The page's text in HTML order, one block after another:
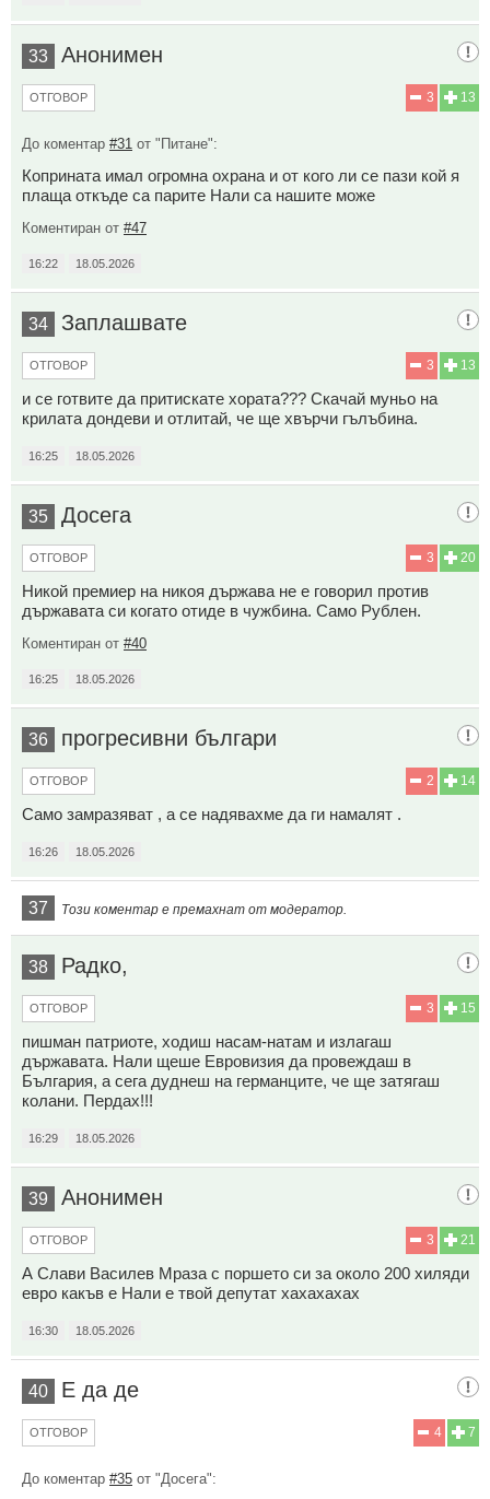
33 Анонимен
13
3
ОТГОВОР
До коментар #31 от "Питане":
Коприната имал огромна охрана и от кого ли се пази кой я
плаща откъде са парите Нали са нашите може
Коментиран от #47
16:22 18.05.2026
34 Заплашвате
13
3
ОТГОВОР
и се готвите да притискате хората??? Скачай муньо на
крилата дондеви и отлитай, че ще хвърчи гълъбина.
16:25 18.05.2026
35 Досега
20
3
ОТГОВОР
Никой премиер на никоя държава не е говорил против
държавата си когато отиде в чужбина. Само Рублен.
Коментиран от #40
16:25 18.05.2026
36 прогресивни българи
14
2
ОТГОВОР
Само замразяват , а се надявахме да ги намалят .
16:26 18.05.2026
37 Този коментар е премахнат от модератор.
38 Радко,
15
3
ОТГОВОР
пишман патриоте, ходиш насам-натам и излагаш
държавата. Нали щеше Евровизия да провеждаш в
България, а сега дуднеш на германците, че ще затягаш
колани. Пердах!!!
16:29 18.05.2026
39 Анонимен
21
3
ОТГОВОР
А Слави Василев Мраза с поршето си за около 200 хиляди
евро какъв е Нали е твой депутат хахахахах
16:30 18.05.2026
40 Е да де
7
4
ОТГОВОР
До коментар #35 от "Досега":